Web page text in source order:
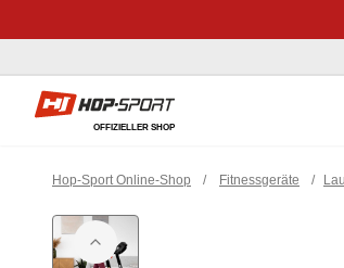
Hop-sport.at
OFFIZIELLER SHOP
Hop-Sport Online-Shop / Fitnessgeräte /